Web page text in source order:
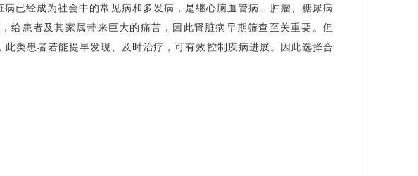
已经成为社会中的常见病和多发病，是继心脑血管病、肿瘤、糖尿病
给患者及其家属带来巨大的痛苦，因此肾脏病早期筛查至关重要。但
类患者若能提早发现、及时治疗，可有效控制疾病进展。因此选择合